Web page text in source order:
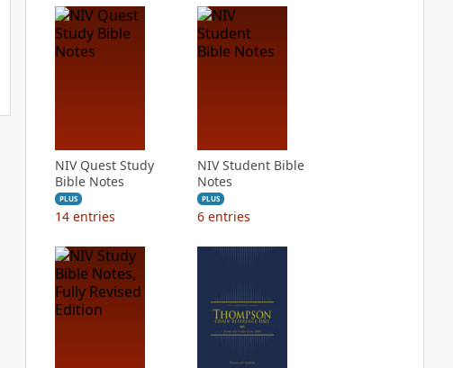
NIV Quest Study
Bible Notes
PLUS
14 entries
NIV Student Bible
Notes
PLUS
6 entries